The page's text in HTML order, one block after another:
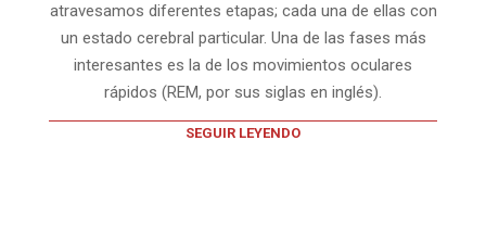
atravesamos diferentes etapas; cada una de ellas con
un estado cerebral particular. Una de las fases más
interesantes es la de los movimientos oculares
rápidos (REM, por sus siglas en inglés).
SEGUIR LEYENDO